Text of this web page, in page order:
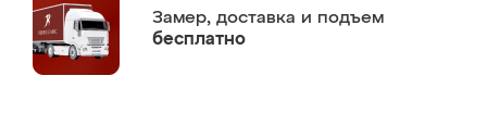
Замер, доставка и подъем
бесплатно